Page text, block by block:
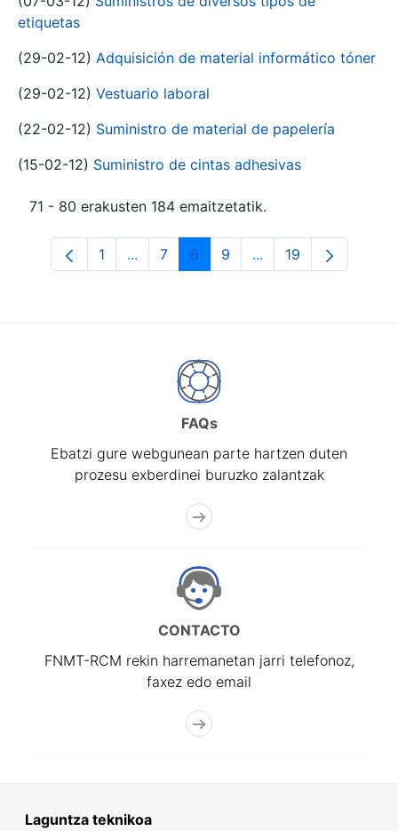
etiquetas
(29-02-12) Adquisición de material informático tóner
(29-02-12) Vestuario laboral
(22-02-12) Suministro de material de papelería
(15-02-12) Suministro de cintas adhesivas
71 - 80 erakusten 184 emaitzetatik.
Orrialdea
1 ...Intermediate Pages Use TAB to
Orrialdea
7 Orrialdea
8 Orrialdea
9 ...Intermediate Pages
Orrialdea
19
FAQs
Ebatzi gure webgunean parte hartzen duten
prozesu exberdinei buruzko zalantzak
CONTACTO
FNMT-RCM rekin harremanetan jarri telefonoz,
faxez edo email
Laguntza teknikoa